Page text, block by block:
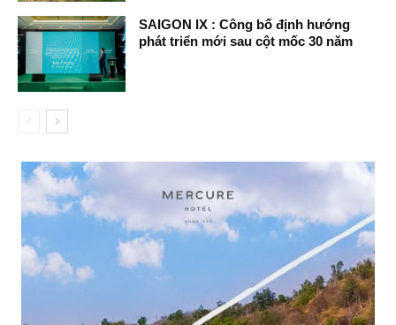
SAIGON IX : Công bố định hướng
phát triển mới sau cột mốc 30 năm